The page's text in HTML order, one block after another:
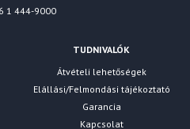
1 444-9000
TUDNIVALÓK
Átvételi lehetőségek
Elállási/Felmondási tájékoztató
Garancia
Kapcsolat